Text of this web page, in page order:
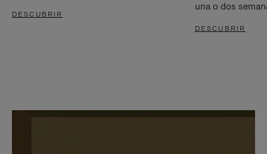
DESCUBRIR
una o dos
DESCUBRIR